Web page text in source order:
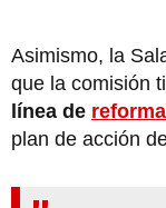
Asimismo, la
que la comisión
línea de
plan de acción